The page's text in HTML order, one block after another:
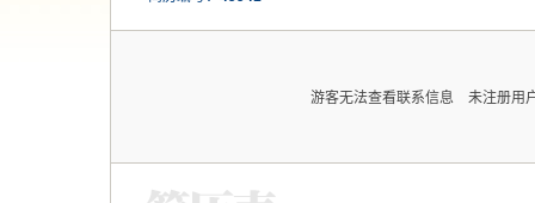
游客无法查看联系信息 未注册用